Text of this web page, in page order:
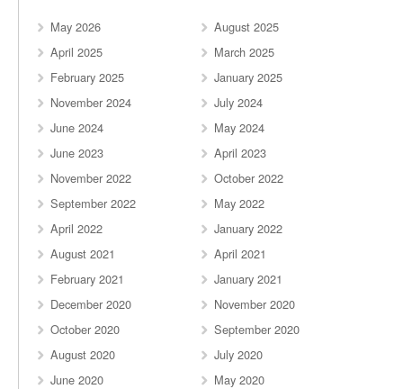
May 2026
August 2025
April 2025
March 2025
February 2025
January 2025
November 2024
July 2024
June 2024
May 2024
June 2023
April 2023
November 2022
October 2022
September 2022
May 2022
April 2022
January 2022
August 2021
April 2021
February 2021
January 2021
December 2020
November 2020
October 2020
September 2020
August 2020
July 2020
June 2020
May 2020